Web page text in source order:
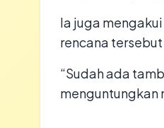
Ia juga
rencana
“Sudah ada
menguntungkan